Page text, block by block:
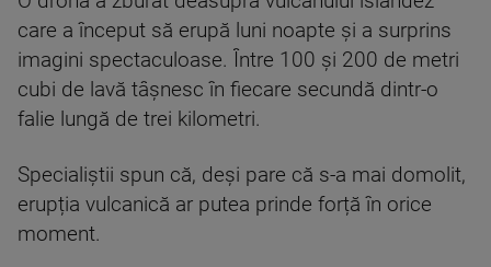
care a început să erupă luni noapte și a surprins
imagini spectaculoase. Între 100 și 200 de metri
cubi de lavă tâșnesc în fiecare secundă dintr-o
falie lungă de trei kilometri.
Specialiștii spun că, deși pare că s-a mai domolit,
erupția vulcanică ar putea prinde forță în orice
moment.